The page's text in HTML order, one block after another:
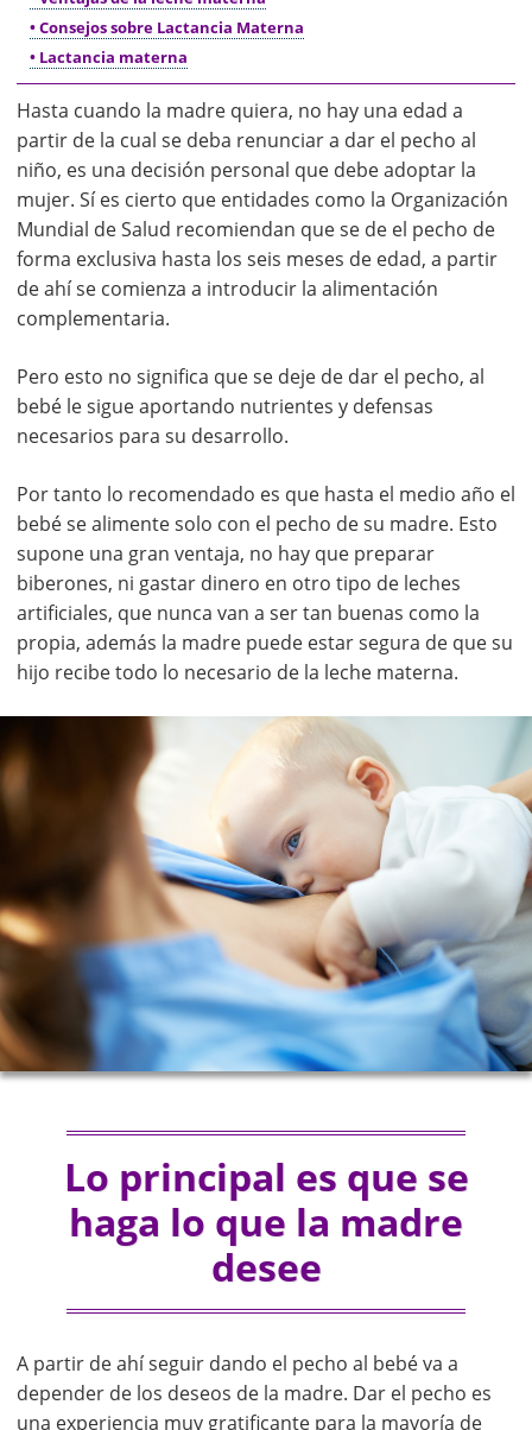
• Consejos sobre Lactancia Materna
• Lactancia materna
Hasta cuando la madre quiera, no hay una edad a
partir de la cual se deba renunciar a dar el pecho al
niño, es una decisión personal que debe adoptar la
mujer. Sí es cierto que entidades como la Organización
Mundial de Salud recomiendan que se de el pecho de
forma exclusiva hasta los seis meses de edad, a partir
de ahí se comienza a introducir la alimentación
complementaria.
Pero esto no significa que se deje de dar el pecho, al
bebé le sigue aportando nutrientes y defensas
necesarios para su desarrollo.
Por tanto lo recomendado es que hasta el medio año el
bebé se alimente solo con el pecho de su madre. Esto
supone una gran ventaja, no hay que preparar
biberones, ni gastar dinero en otro tipo de leches
artificiales, que nunca van a ser tan buenas como la
propia, además la madre puede estar segura de que su
hijo recibe todo lo necesario de la leche materna.
Lo principal es que se
haga lo que la madre
desee
A partir de ahí seguir dando el pecho al bebé va a
depender de los deseos de la madre. Dar el pecho es
una experiencia muy gratificante para la mayoría de